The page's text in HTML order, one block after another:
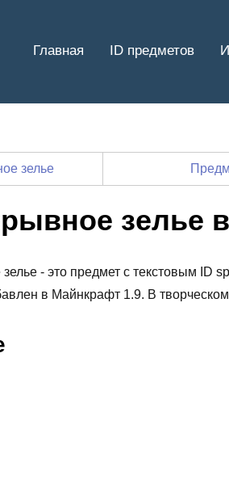
Главная ID предметов
зелье
зелье
зелье - это предмет с текстовым
в Майнкрафт 1.9. В